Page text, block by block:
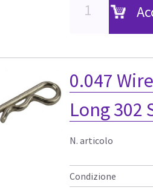
0.047
Long 302
N. articolo
Condizione